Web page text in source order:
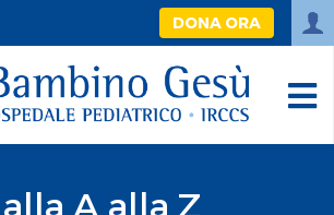
DONA ORA
A alla Z